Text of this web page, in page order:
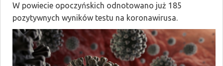
W powiecie opoczyńskich odnotowano już 185
pozytywnych wyników testu na koronawirusa.